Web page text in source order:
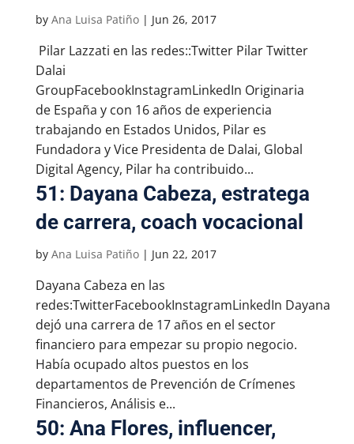
by Ana Luisa Patiño| Jun 26, 2017
Pilar Lazzati en las redes::Twitter Pilar Twitter
Dalai
GroupFacebookInstagramLinkedIn Originaria
de España y con 16 años de experiencia
trabajando en Estados Unidos, Pilar es
Fundadora y Vice Presidenta de Dalai, Global
Digital Agency, Pilar ha contribuido...
51: Dayana Cabeza, estratega
de carrera, coach vocacional
by Ana Luisa Patiño| Jun 22, 2017
Dayana Cabeza en las
redes:TwitterFacebookInstagramLinkedIn Dayana
dejó una carrera de 17 años en el sector
financiero para empezar su propio negocio.
Había ocupado altos puestos en los
departamentos de Prevención de Crímenes
Financieros, Análisis e...
50: Ana Flores, influencer,